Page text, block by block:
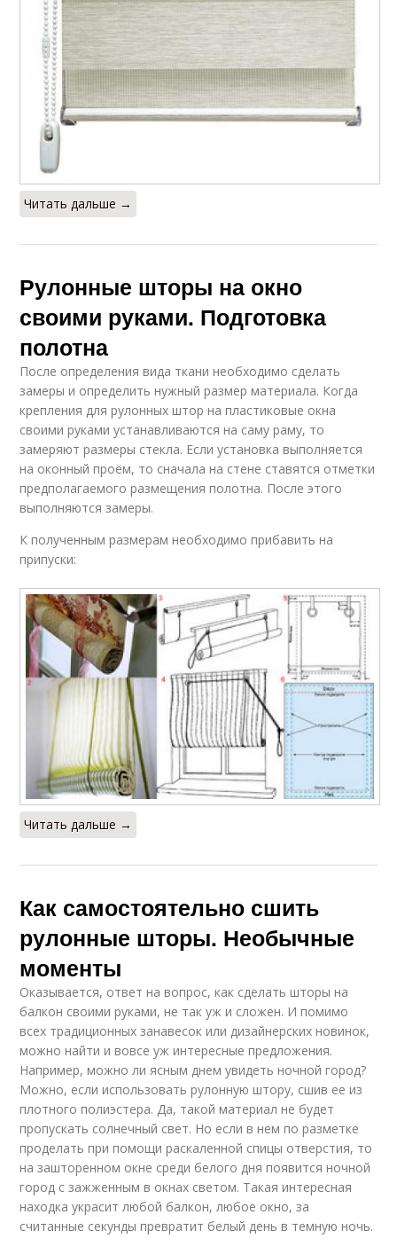
Читать дальше →
Рулонные шторы на окно
своими руками. Подготовка
полотна
После определения вида ткани необходимо сделать
замеры и определить нужный размер материала. Когда
крепления для рулонных штор на пластиковые окна
своими руками устанавливаются на саму раму, то
замеряют размеры стекла. Если установка выполняется
на оконный проём, то сначала на стене ставятся отметки
предполагаемого размещения полотна. После этого
выполняются замеры.
К полученным размерам необходимо прибавить на
припуски:
Читать дальше →
Как самостоятельно сшить
рулонные шторы. Необычные
моменты
Оказывается, ответ на вопрос, как сделать шторы на
балкон своими руками, не так уж и сложен. И помимо
всех традиционных занавесок или дизайнерских новинок,
можно найти и вовсе уж интересные предложения.
Например, можно ли ясным днем увидеть ночной город?
Можно, если использовать рулонную штору, сшив ее из
плотного полиэстера. Да, такой материал не будет
пропускать солнечный свет. Но если в нем по разметке
проделать при помощи раскаленной спицы отверстия, то
на зашторенном окне среди белого дня появится ночной
город с зажженным в окнах светом. Такая интересная
находка украсит любой балкон, любое окно, за
считанные секунды превратит белый день в темную ночь.